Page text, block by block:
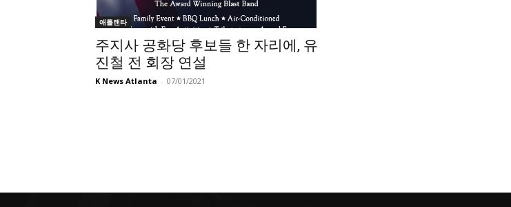
애틀랜타
주지사 공화당 후보들 한 자리에, 유
진철 전 회장 연설
K News Atlanta - 07/01/2021